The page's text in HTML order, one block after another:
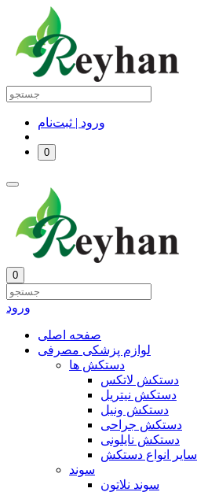
ورود | ثبت‌نام
0
0
ورود
صفحه اصلی
لوازم پزشکی مصرفی
دستکش ها
دستکش لاتکس
دستکش نیتریل
دستکش ونیل
دستکش جراحی
دستکش نایلونی
سایر انواع دستکش
سوند
سوند نلاتون